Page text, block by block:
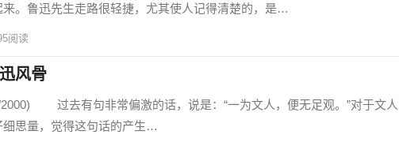
。鲁迅先生走路很轻捷，尤其使人记得清楚的，是…
阅读
风骨
过去有句非常偏激的话，说是：“一为文人，便无足观。”对于文人
细思量，觉得这句话的产生…